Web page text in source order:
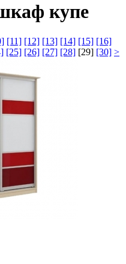
купе
[11] [12] [13] [14] [15] [16]
[25] [26] [27] [28] [29] [30] >